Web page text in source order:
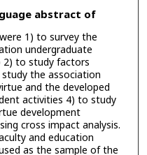
abstract of
1) to survey the
undergraduate
2) to study factors
the association
and the developed
activities 4) to study
development
cross impact analysis.
and education
as the sample of the